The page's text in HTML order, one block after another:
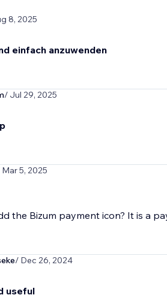
8, 2025
einfach anzuwenden
/ Jul 29, 2025
Mar 5, 2025
the Bizum payment icon? It is a
/ Dec 26, 2024
useful